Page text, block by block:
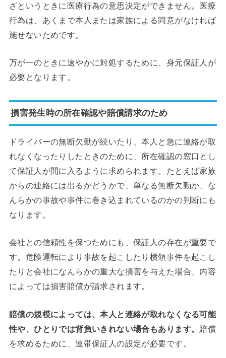
ざというときに医療行為の意思決定ができません。医療
行為は、あくまで本人または家族による同意がなければ
施せないためです。
万が一のときに速やかに対処するために、身元保証人が
必要となります。
損害発生時の所在確認や賠償請求のため
ドライバーの無断欠勤が続いたり、本人と急に連絡が取
れなくなったりしたときのために、所在確認の窓口とし
て保証人が間に入るように求められます。たとえば家族
からの連絡には出るかどうかで、単なる無断欠勤か、な
んらかの事故や事件に巻き込まれているのかの判断にも
なります。
会社との信頼性を保つためにも、保証人の存在が重要で
す。危険運転により事故を起こしたり横領事件を起こし
たりと会社になんらかの重大な損害を与えた場合、内容
によっては損害賠償が請求されます。
賠償の規模によっては、本人と連絡が取れなくなる可能
性や、ひとりでは背負いきれない場合もあります。 賠償
を求めるために、連帯保証人の設定が必要です。